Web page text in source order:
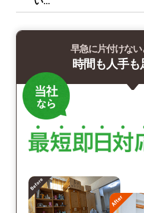
早急に片付けな
時間も人手